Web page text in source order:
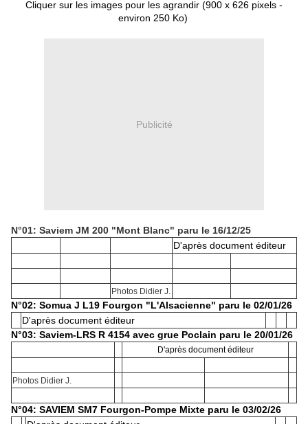
Cliquer sur les images pour les agrandir (900 x 626 pixels -
environ 250 Ko)
Publicité
N°01: Saviem JM 200 "Mont Blanc" paru le 16/12/25
D'après document éditeur
Photos Didier J.
N°02: Somua J L19 Fourgon "L'Alsacienne" paru le 02/01/26
D'après document éditeur
N°03: Saviem-LRS R 4154 avec grue Poclain paru le 20/01/26
D'après document éditeur
Photos Didier J.
N°04: SAVIEM SM7 Fourgon-Pompe Mixte paru le 03/02/26